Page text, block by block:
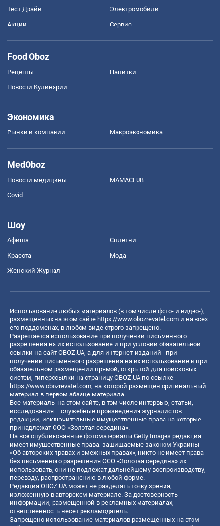
Тест Драйв Электромобили
Акции Сервис
Food Oboz
Рецепты Напитки
Новости Кулинарии
Экономика
Рынки и компании Mакроэкономика
MedOboz
Новости медицины MAMACLUB
Covid
Шоу
Афиша Сплетни
Красота Мода
Женский Журнал
Использование любых материалов (в том числе фото- и видео-),
размещенных на этом сайте https://www.obozrevatel.com и на всех
его поддоменах, в любом виде строго запрещено.
Разрешается использование при получении письменного
разрешения на их использование и при условии обязательной
ссылки на сайт OBOZ.UA, а для интернет-изданий - при
получении письменного разрешения на их использование и при
обязательном размещении прямой, открытой для поисковых
систем, гиперссылки на страницу OBOZ.UA по ссылке
https://www.obozrevatel.com, на которой размещен оригинальный
материал в первом абзаце материала.
Все материалы на этом сайте, в том числе интервью, статьи,
исследования – служебные произведения журналистов
редакции, исключительные имущественные права на которые
принадлежат ООО «Золотая середина».
На все опубликованные фотоматериалы Getty Images редакция
имеет имущественные права, защищаемые законом Украины
«Об авторских правах и смежных правах», никто не имеет права
без письменного разрешения ООО «Золотая середина» их
использовать, они не подлежат дальнейшему воспроизводству,
переводу, распространению в любой форме.
Редакция OBOZ.UA может не разделять точку зрения,
изложенную в авторском материале. За достоверность
информации, размещенной в рекламных материалах,
ответственность несет рекламодатель.
Запрещено использование материалов размещенных на этом